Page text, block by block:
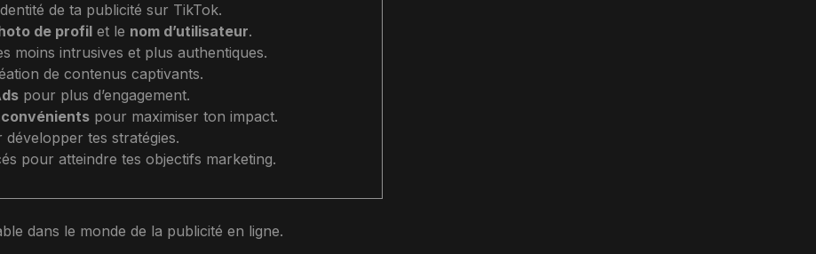
de ta publicité sur TikTok.
de profil et le nom d’utilisateur.
moins intrusives et plus authentiques.
de contenus captivants.
pour plus d’engagement.
pour maximiser ton impact.
tes stratégies.
pour atteindre tes objectifs marketing.
dans le monde de la publicité en ligne.